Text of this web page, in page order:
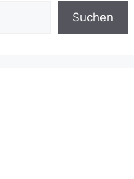
Suchen